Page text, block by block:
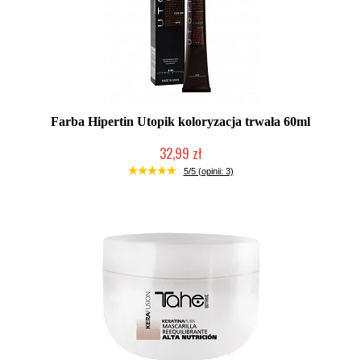
Farba Hipertin Utopik koloryzacja trwała 60ml
32,99 zł
Duża ilość (wysyłka w 24h)
5/5 (opinii: 3)